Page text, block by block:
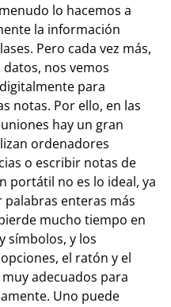
lo hacemos a
la información
Pero cada vez más,
nos vemos
para
notas. Por ello, en las
hay un gran
ordenadores
o escribir notas de
portátil no es lo ideal, ya
enteras más
mucho tiempo en
símbolos, y los
el ratón y el
adecuados para
Uno puede